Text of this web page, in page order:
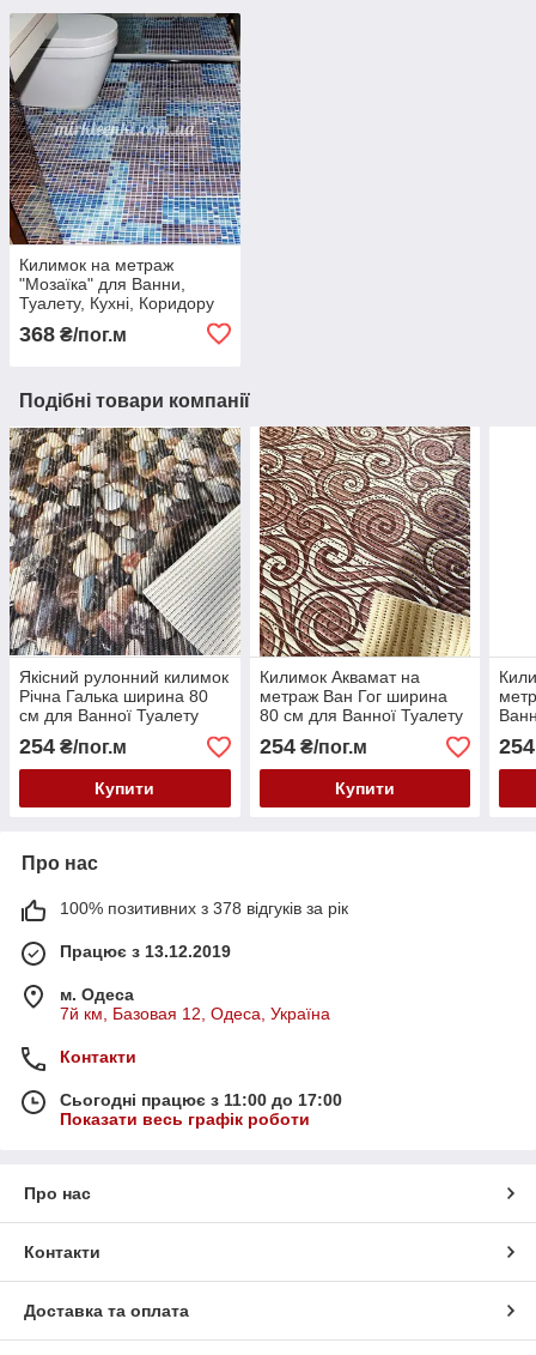
Килимок на метраж
"Мозаїка" для Ванни,
Туалету, Кухні, Коридору
368 ₴/пог.м
Подібні товари компанії
Якісний рулонний килимок
Річна Галька ширина 80
см для Ванної Туалету
Кухні Коридору Доріжка
Аквамат на метраж,
роздріб
254 ₴/пог.м
Купити
Килимок Аквамат на
метраж Ван Гог ширина
80 см для Ванної Туалету
Кухні Коридору Доріжка
Універсальна
254₴/пог.м
Купити
254
Про нас
100% позитивних з 378 відгуків за рік
Працює з 13.12.2019
м. Одеса
7й км, Базовая 12, Одеса, Україна
Контакти
Сьогодні працює з 11:00 до 17:00
Показати весь графік роботи
Про нас
Контакти
Доставка та оплата